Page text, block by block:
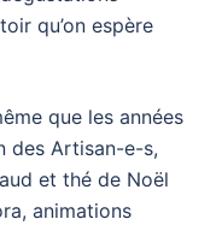
qu’on espère
que les années
des Artisan-e-s,
et thé de Noël
animations